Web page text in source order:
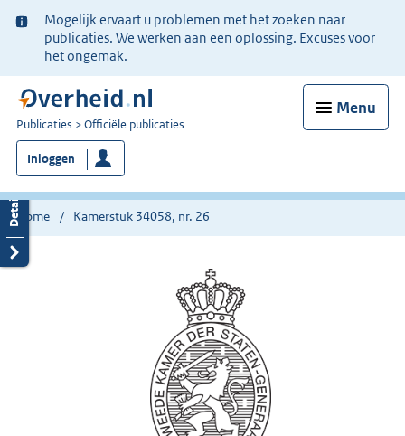
Ter
informatie:
Mogelijk ervaart u problemen met het zoeken naar
publicaties. We werken aan een oplossing. Excuses voor
het ongemak.
Menu
U
bent
nu
hier:
Publicaties Officiële publicaties
Inloggen
Home Kamerstuk 34058, nr. 26